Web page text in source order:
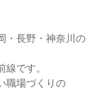
・長野・神奈川の
です。
職場づくりの